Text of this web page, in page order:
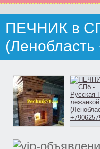
ПЕЧНИК в